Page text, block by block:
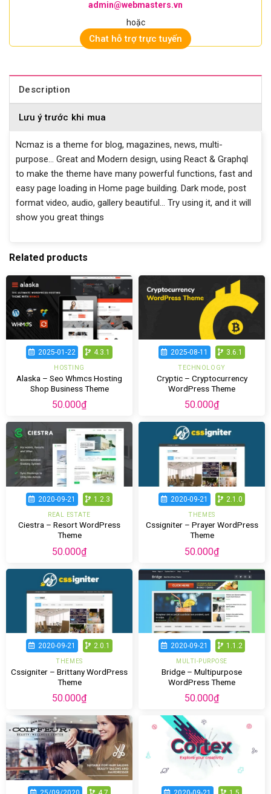
admin@webmasters.vn
hoặc
Chat hỗ trợ trực tuyến
Description
Lưu ý trước khi mua
Ncmaz is a theme for blog, magazines, news, multi-
purpose… Great and Modern design, using React & Graphql
to make the theme have many powerful functions, fast and
easy page loading in Home page building. Dark mode, post
format video, audio, gallery beautiful… Try using it, and it will
show you great things
Related products
2025-01-22 4.3.1
HOSTING
Alaska – Seo Whmcs Hosting
Shop Business Theme
50.000₫
2025-08-11 3.6.1
TECHNOLOGY
Cryptic – Cryptocurrency
WordPress Theme
50.000₫
2020-09-21 1.2.3
REAL ESTATE
Ciestra – Resort WordPress
Theme
50.000₫
2020-09-21 2.1.0
THEMES
Cssigniter – Prayer WordPress
Theme
50.000₫
2020-09-21 2.0.1
THEMES
Cssigniter – Brittany WordPress
Theme
50.000₫
2020-09-21 1.1.2
MULTI-PURPOSE
Bridge – Multipurpose
WordPress Theme
50.000₫